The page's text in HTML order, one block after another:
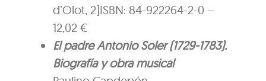
d’Olot, 2]ISBN: 84-922264-2-0 –
12,02 €
El padre Antonio Soler (1729-1783).
Biografía y obra musical